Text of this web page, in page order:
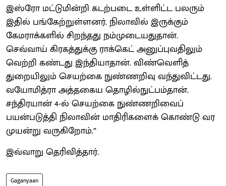
இஸ்ரோ மட்டுமின்றி கடற்படை உள்ளிட்ட பலரும்
இதில் பங்கேற்றுள்ளனர். நிலாவில் இருக்கும்
கேமராக்களில் சிறந்தது நம்முடையதுதான்.
செவ்வாய் கிரகத்துக்கு ராக்கெட் அனுப்புவதிலும்
வெற்றி கண்டது இந்தியாதான். விண்வெளித்
துறையிலும் செயற்கை நுண்ணறிவு வந்துவிட்டது.
வயோமித்ரா அத்தகைய தொழில்நுட்பம்தான்.
சந்திரயான் 4-ல் செயற்கை நுண்ணறிவைப்
பயன்படுத்தி நிலாவின் மாதிரிகளைக் கொண்டு வர
முயன்று வருகிறோம்.”
இவ்வாறு தெரிவித்தார்.
Gaganyaan